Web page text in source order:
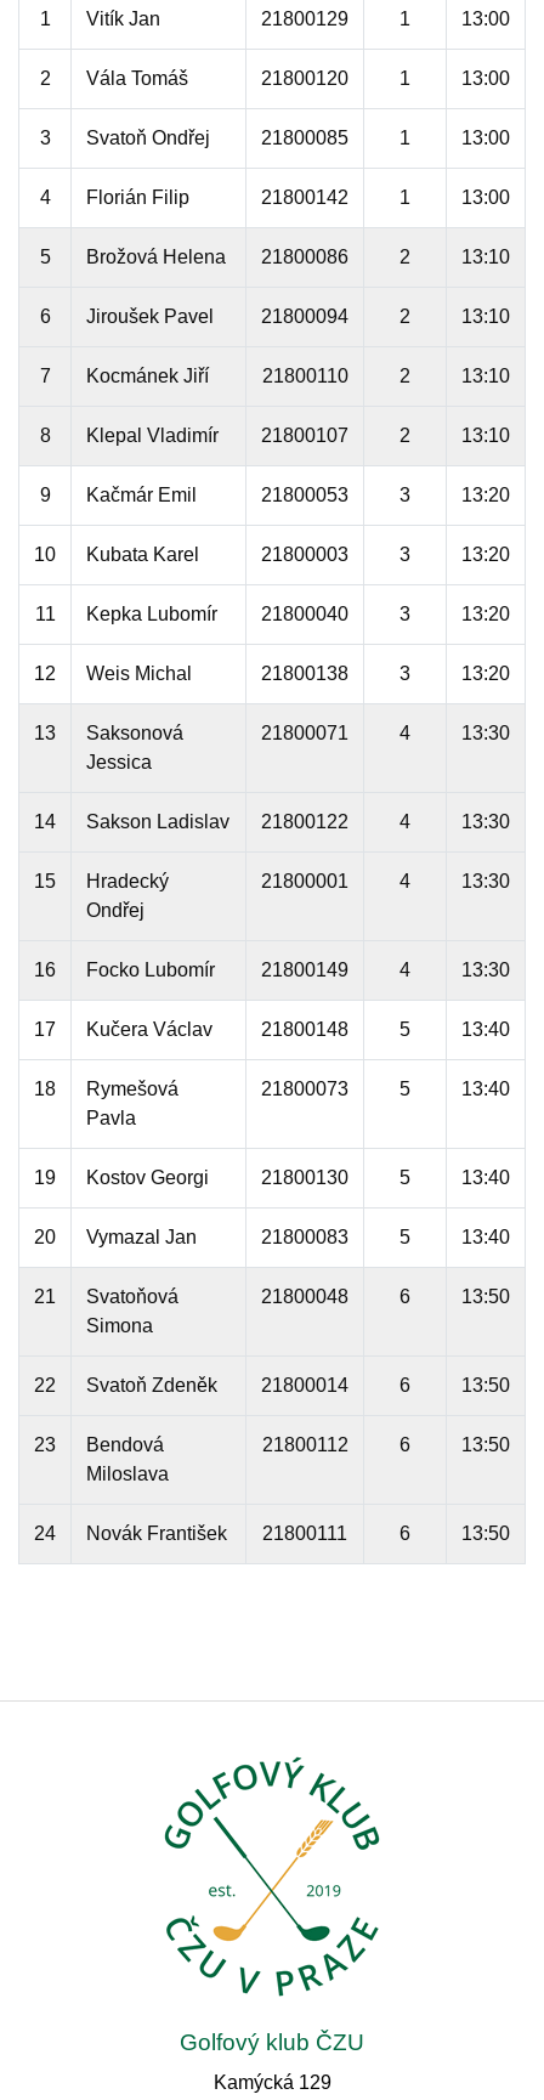
1 Vitík Jan 21800129 1 13:00
2 Vála Tomáš 21800120 1 13:00
3 Svatoň Ondřej 21800085 1 13:00
4 Florián Filip 21800142 1 13:00
5 Brožová Helena 21800086 2 13:10
6 Jiroušek Pavel 21800094 2 13:10
7 Kocmánek Jiří 21800110 2 13:10
8 Klepal Vladimír 21800107 2 13:10
9 Kačmár Emil 21800053 3 13:20
10 Kubata Karel 21800003 3 13:20
11 Kepka Lubomír 21800040 3 13:20
12 Weis Michal 21800138 3 13:20
13
Saksonová
Jessica
21800071 4 13:30
14 Sakson Ladislav 21800122 4 13:30
15
Hradecký
Ondřej
21800001 4 13:30
16 Focko Lubomír 21800149 4 13:30
17 Kučera Václav 21800148 5 13:40
18
Rymešová
Pavla
21800073 5 13:40
19 Kostov Georgi 21800130 5 13:40
20 Vymazal Jan 21800083 5 13:40
21
Svatoňová
Simona
21800048 6 13:50
22 Svatoň Zdeněk 21800014 6 13:50
23
Bendová
Miloslava
21800112 6 13:50
24 Novák František 21800111 6 13:50
Golfový klub ČZU
Kamýcká 129